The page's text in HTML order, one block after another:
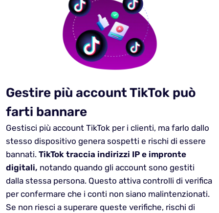
Gestire più account TikTok può
farti bannare
Gestisci più account TikTok per i clienti, ma farlo dallo
stesso dispositivo genera sospetti e rischi di essere
bannati. TikTok traccia indirizzi IP e impronte
digitali, notando quando gli account sono gestiti
dalla stessa persona. Questo attiva controlli di verifica
per confermare che i conti non siano malintenzionati.
Se non riesci a superare queste verifiche, rischi di